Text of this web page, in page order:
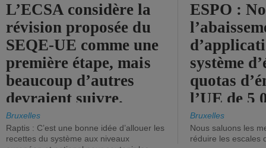
L’ECSA considère la
révision proposée du
SEQE-UE comme une
première étape, mais
beaucoup d’autres
devraient suivre.
Bruxelles
Raptis : C’est une bonne idée d’allouer les
recettes du système aux niveaux
ESPO :
système
quotas
l’UE de 5
tonneaux
brute.
Bruxelles
Nous saluons les
réduire les escales